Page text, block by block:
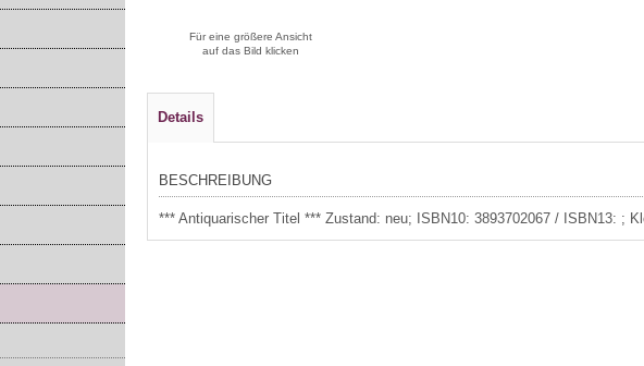
Für eine größere Ansicht
auf das Bild klicken
Details
BESCHREIBUNG
*** Antiquarischer Titel *** Zustand: neu; ISBN10: 3893702067 / ISBN13: ;